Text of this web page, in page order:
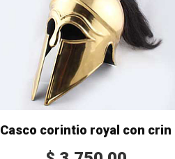
Casco corintio royal con crin